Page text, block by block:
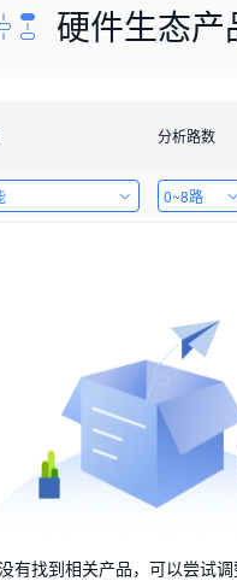
硬件生态产
分析路数
0~8路
有找到相关产品，可以尝试